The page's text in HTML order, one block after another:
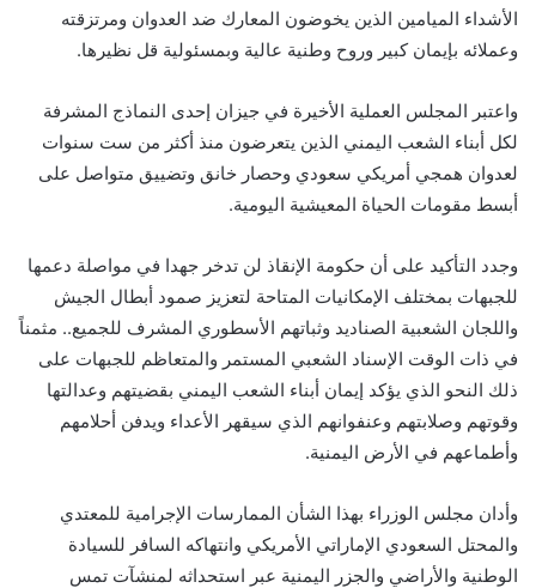
الأشداء الميامين الذين يخوضون المعارك ضد العدوان ومرتزقته
وعملائه بإيمان كبير وروح وطنية عالية وبمسئولية قل نظيرها.
واعتبر المجلس العملية الأخيرة في جيزان إحدى النماذج المشرفة
لكل أبناء الشعب اليمني الذين يتعرضون منذ أكثر من ست سنوات
لعدوان همجي أمريكي سعودي وحصار خانق وتضييق متواصل على
أبسط مقومات الحياة المعيشية اليومية.
وجدد التأكيد على أن حكومة الإنقاذ لن تدخر جهدا في مواصلة دعمها
للجبهات بمختلف الإمكانيات المتاحة لتعزيز صمود أبطال الجيش
واللجان الشعبية الصناديد وثباتهم الأسطوري المشرف للجميع.. مثمناً
في ذات الوقت الإسناد الشعبي المستمر والمتعاظم للجبهات على
ذلك النحو الذي يؤكد إيمان أبناء الشعب اليمني بقضيتهم وعدالتها
وقوتهم وصلابتهم وعنفوانهم الذي سيقهر الأعداء ويدفن أحلامهم
وأطماعهم في الأرض اليمنية.
وأدان مجلس الوزراء بهذا الشأن الممارسات الإجرامية للمعتدي
والمحتل السعودي الإماراتي الأمريكي وانتهاكه السافر للسيادة
الوطنية والأراضي والجزر اليمنية عبر استحداثه لمنشآت تمس